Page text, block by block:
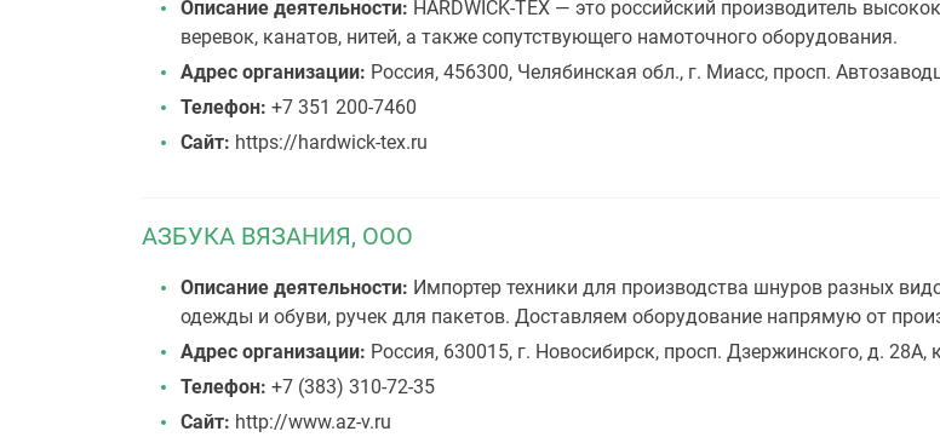
Описание деятельности: HARDWICK-TEX — это российский производитель
веревок, канатов, нитей, а также сопутствующего намоточного оборудования.
Адрес организации: Россия, 456300, Челябинская обл., г. Миасс, просп.
Телефон: +7 351 200-7460
Сайт: https://hardwick-tex.ru
АЗБУКА ВЯЗАНИЯ, ООО
Описание деятельности: Импортер техники для производства шнуров разных
одежды и обуви, ручек для пакетов. Доставляем оборудование напрямую от
Адрес организации: Россия, 630015, г. Новосибирск, просп. Дзержинского, д. 28А,
Телефон: +7 (383) 310-72-35
Сайт: http://www.az-v.ru